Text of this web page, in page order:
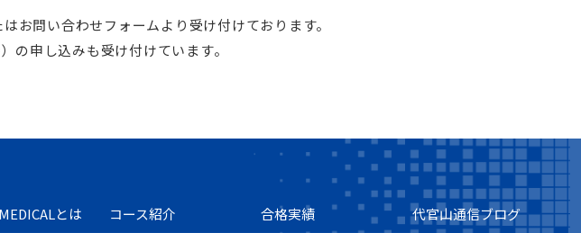
お問い合わせフォームより受け付けております。
の申し込みも受け付けています。
とは コース紹介 合格実績
代官山通信ブログ